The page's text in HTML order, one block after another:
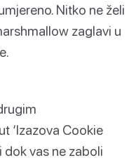
Nitko ne želi
zaglavi u
‘Izazova Cookie
dok vas ne zaboli